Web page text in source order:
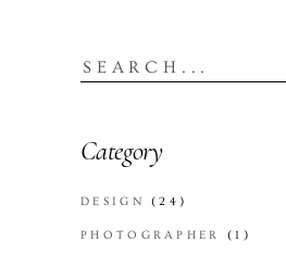
Category
DESIGN (24)
PHOTOGRAPHER (1)